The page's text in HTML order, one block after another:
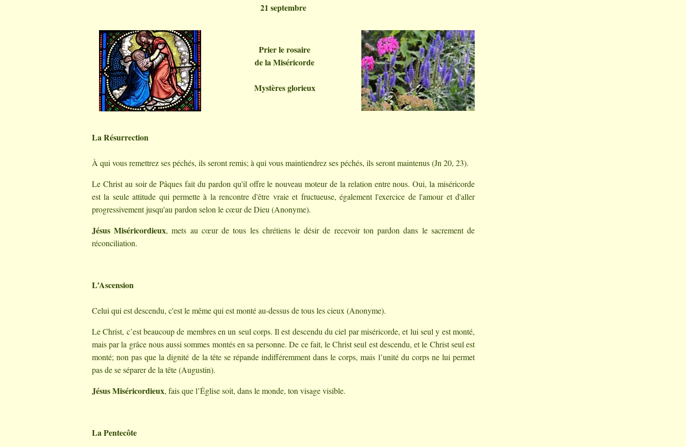
21 septembre
Prier le rosaire
de la Miséricorde
Mystères glorieux
La Résurrection
À qui vous remettrez ses péchés, ils seront remis; à qui vous maintiendrez ses péchés, ils seront maintenus (Jn 20, 23).
Le Christ au soir de Pâques fait du pardon qu'il offre le nouveau moteur de la relation entre nous. Oui, la miséricorde
est la seule attitude qui permette à la rencontre d'être vraie et fructueuse, également l'exercice de l'amour et d'aller
progressivement jusqu'au pardon selon le cœur de Dieu (Anonyme).
Jésus Miséricordieux, mets au cœur de tous les chrétiens le désir de recevoir ton pardon dans le sacrement de
réconciliation.
L’Ascension
Celui qui est descendu, c'est le même qui est monté au-dessus de tous les cieux (Anonyme).
Le Christ, c’est beaucoup de membres en un seul corps. Il est descendu du ciel par miséricorde, et lui seul y est monté,
mais par la grâce nous aussi sommes montés en sa personne. De ce fait, le Christ seul est descendu, et le Christ seul est
monté; non pas que la dignité de la tête se répande indifféremment dans le corps, mais l’unité du corps ne lui permet
pas de se séparer de la tête (Augustin).
Jésus Miséricordieux, fais que l’Église soit, dans le monde, ton visage visible.
La Pentecôte